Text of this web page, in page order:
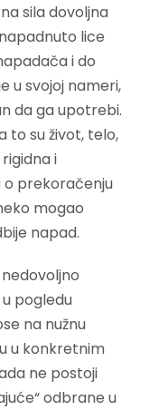
sila dovoljna
lice
i do
u svojoj nameri,
da ga upotrebi.
to su život, telo,
i
prekoračenju
mogao
napad.
pogledu
na nužnu
u konkretnim
ne postoji
odbrane u